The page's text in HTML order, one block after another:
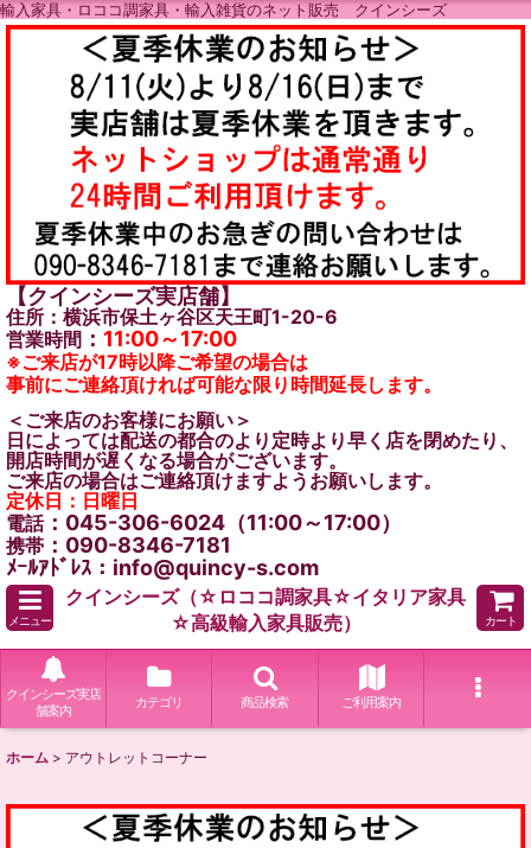
輸入家具・ロココ調家具・輸入雑貨のネット販売 クインシーズ
【クインシーズ実店舗】
住所：横浜市保土ヶ谷区天王町1-20-6
営業時間 ： 11:00～17:00
※ご来店が17時以降ご希望の場合は
事前にご連絡頂ければ可能な限り時間延長します。
＜ご来店のお客様にお願い＞
日によっては配送の都合のより定時より早く店を閉めたり、
開店時間が遅くなる場合がございます。
ご来店の場合はご連絡頂けますようお願いします。
定休日：日曜日
電話：045-306-6024（11:00～17:00）
携帯 ：090-8346-7181
ﾒｰﾙｱﾄﾞﾚｽ：info@quincy-s.com
メニュー
クインシーズ（☆ロココ調家具☆イタリア家具
☆高級輸入家具販売）
カート
クインシーズ実店
舗案内
カテゴリ 商品検索 ご利用案内
ホーム > アウトレットコーナー